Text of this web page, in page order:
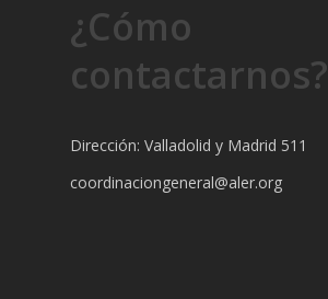
¿Cómo
contactarnos?
Dirección: Valladolid y Madrid 511
coordinaciongeneral@aler.org